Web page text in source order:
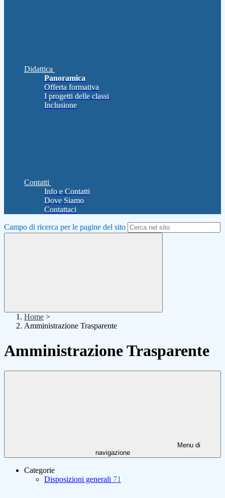
Didattica
Panoramica
Offerta formativa
I progetti delle classi
Inclusione
Contatti
Info e Contatti
Dove Siamo
Contattaci
Campo di ricerca per le pagine del sito
Home >
Amministrazione Trasparente
Amministrazione Trasparente
Menu di
navigazione
Categorie
Disposizioni generali 71